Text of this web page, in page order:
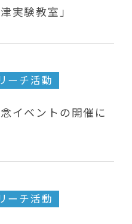
実験教室」
ーチ活動
イベントの開催に
ーチ活動